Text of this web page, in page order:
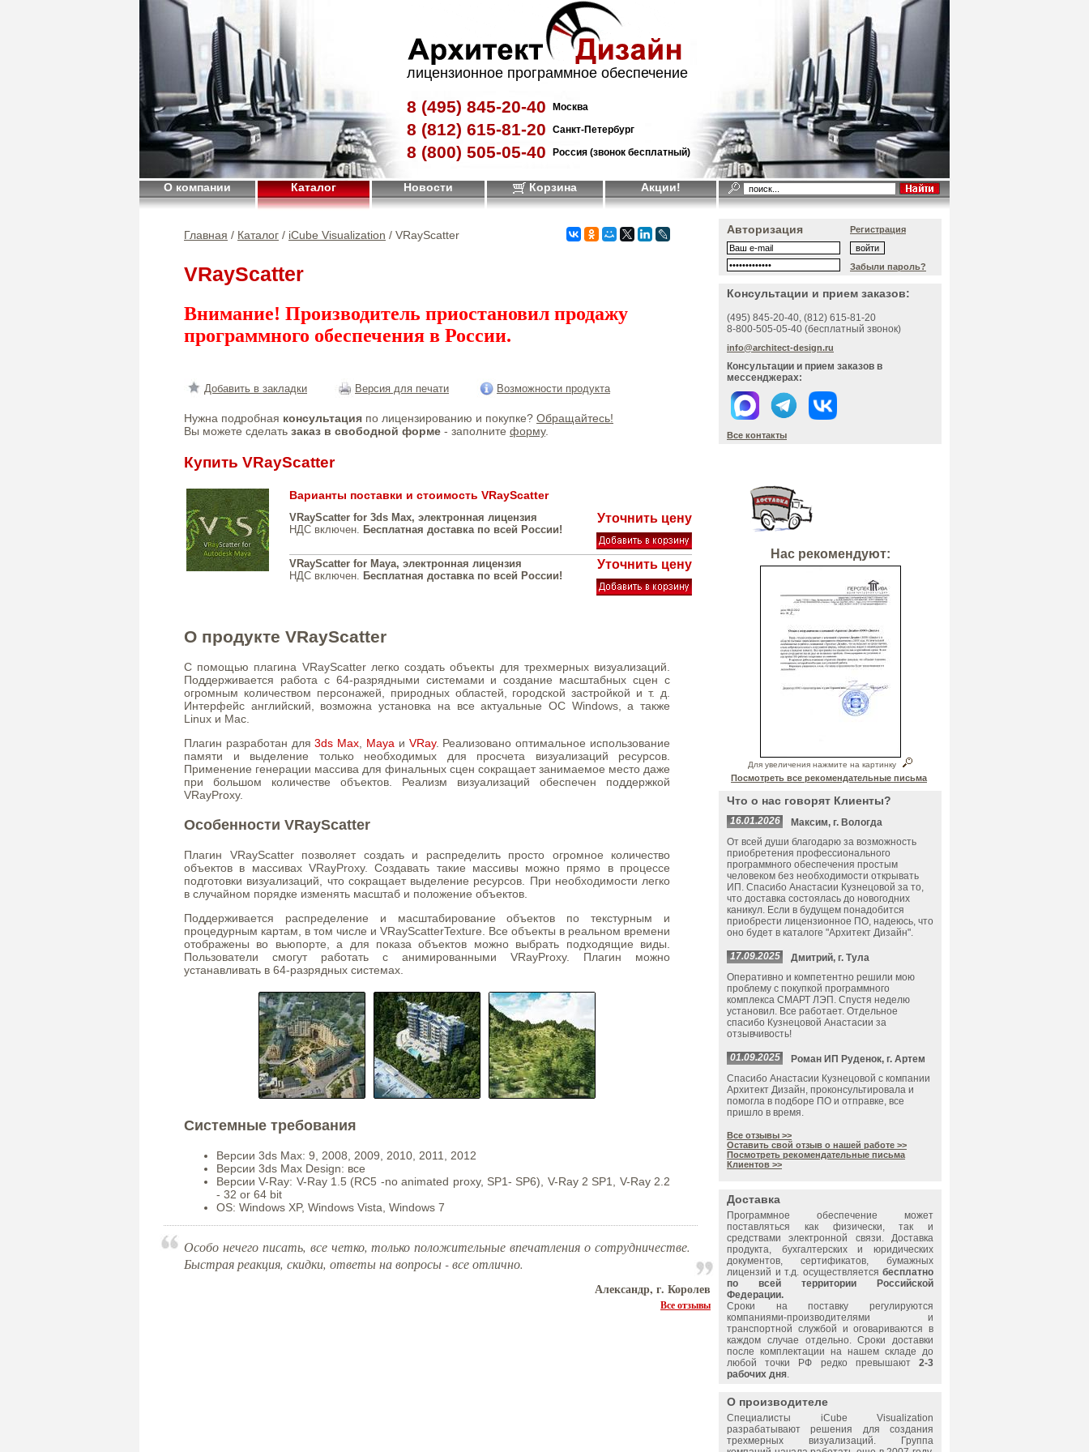
лицензионное программное обеспечение
8 (495) 845-20-40 Москва
8 (812) 615-81-20 Санкт-Петербург
8 (800) 505-05-40 Россия (звонок бесплатный)
О компании Каталог Новости Корзина Акции!
Главная / Каталог / iCube Visualization / VRayScatter
VRayScatter
Внимание! Производитель приостановил продажу
программного обеспечения в России.
Добавить в закладки Версия для печати Возможности продукта
Нужна подробная консультация по лицензированию и покупке? Обращайтесь!
Вы можете сделать заказ в свободной форме - заполните форму.
Купить VRayScatter
Варианты поставки и стоимость VRayScatter
VRayScatter for 3ds Max, электронная лицензия
НДС включен. Бесплатная доставка по всей России!
Уточнить цену
VRayScatter for Maya, электронная лицензия
НДС включен. Бесплатная доставка по всей России!
Уточнить цену
О продукте VRayScatter
С помощью плагина VRayScatter легко создать объекты для трехмерных визуализаций.
Поддерживается работа с 64-разрядными системами и создание масштабных сцен с
огромным количеством персонажей, природных областей, городской застройкой и т. д.
Интерфейс английский, возможна установка на все актуальные ОС Windows, а также
Linux и Mac.
Плагин разработан для3ds Max, Maya и VRay. Реализовано оптимальное использование
памяти и выделение только необходимых для просчета визуализаций ресурсов.
Применение генерации массива для финальных сцен сокращает занимаемое место даже
при большом количестве объектов. Реализм визуализаций обеспечен поддержкой
VRayProxy.
Особенности VRayScatter
Плагин VRayScatter позволяет создать и распределить просто огромное количество
объектов в массивах VRayProxy. Создавать такие массивы можно прямо в процессе
подготовки визуализаций, что сокращает выделение ресурсов. При необходимости легко
в случайном порядке изменять масштаб и положение объектов.
Поддерживается распределение и масштабирование объектов по текстурным и
процедурным картам, в том числе и VRayScatterTexture. Все объекты в реальном времени
отображены во вьюпорте, а для показа объектов можно выбрать подходящие виды.
Пользователи смогут работать с анимированными VRayProxy. Плагин можно
устанавливать в 64-разрядных системах.
Системные требования
Версии 3ds Max: 9, 2008, 2009, 2010, 2011, 2012
Версии 3ds Max Design: все
Версии V-Ray: V-Ray 1.5 (RC5 -no animated proxy, SP1- SP6), V-Ray 2 SP1, V-Ray 2.2
- 32 or 64 bit
OS: Windows XP, Windows Vista, Windows 7
Особо нечего писать, все четко, только положительные впечатления о сотрудничестве.
Быстрая реакция, скидки, ответы на вопросы - все отлично.
Александр, г. Королев
Все отзывы
Авторизация Регистрация
Забыли пароль?
Консультации и прием заказов:
(495) 845-20-40, (812) 615-81-20
8-800-505-05-40 (бесплатный звонок)
info@architect-design.ru
Консультации и прием заказов в
мессенджерах:
Все контакты
Нас рекомендуют:
Для увеличения нажмите на картинку
Посмотреть все рекомендательные письма
Что о нас говорят Клиенты?
16.01.2026
Максим, г. Вологда
От всей души благодарю за возможность
приобретения профессионального
программного обеспечения простым
человеком без необходимости открывать
ИП. Спасибо Анастасии Кузнецовой за то,
что доставка состоялась до новогодних
каникул. Если в будущем понадобится
приобрести лицензионное ПО, надеюсь, что
оно будет в каталоге "Архитект Дизайн".
17.09.2025
Дмитрий, г. Тула
Оперативно и компетентно решили мою
проблему с покупкой программного
комплекса СМАРТ ЛЭП. Спустя неделю
установил. Все работает. Отдельное
спасибо Кузнецовой Анастасии за
отзывчивость!
01.09.2025
Роман ИП Руденок, г. Артем
Спасибо Анастасии Кузнецовой с компании
Архитект Дизайн, проконсультировала и
помогла в подборе ПО и отправке, все
пришло в время.
Все отзывы >>
Оставить свой отзыв о нашей работе >>
Посмотреть рекомендательные письма
Клиентов >>
Доставка
Программное обеспечение может
поставляться как физически, так и
средствами электронной связи. Доставка
продукта, бухгалтерских и юридических
документов, сертификатов, бумажных
лицензий и т.д. осуществляется бесплатно
по всей территории Российской
Федерации.
Сроки на поставку регулируются
компаниями-производителями и
транспортной службой и оговариваются в
каждом случае отдельно. Сроки доставки
после комплектации на нашем складе до
любой точки РФ редко превышают 2-3
рабочих дня.
О производителе
Специалисты iCube Visualization
разрабатывают решения для создания
трехмерных визуализаций. Группа